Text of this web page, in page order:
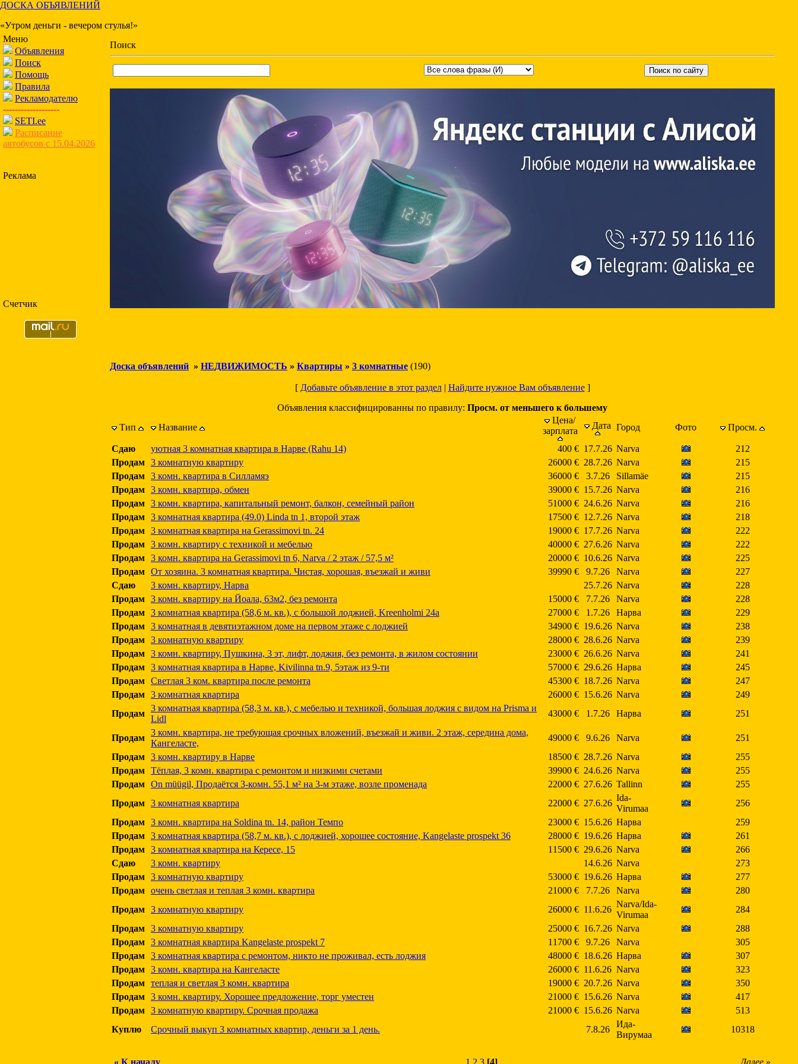
ДОСКА ОБЪЯВЛЕНИЙ
«Утром деньги - вечером стулья!»
Меню
Объявления
Поиск
Помощь
Правила
Рекламодателю
-------------------
SETI.ee
Расписание
автобусов с 15.04.2026
Реклама
Счетчик
Поиск
Доска объявлений » НЕДВИЖИМОСТЬ » Квартиры » 3 комнатные (190)
[ Добавьте объявление в этот раздел| Найдите нужное Вам объявление]
Объявления классифицированны по правилу: Просм. от меньшего к большему
Тип
Название
Цена/
зарплата
Дата Город Фото Просм.
Сдаю уютная 3 комнатная квартира в Нарве (Rahu 14) 400 € 17.7.26 Narva
212
Продам 3 комнатную квартиру 26000 € 28.7.26 Narva
215
Продам 3 комн. квартира в Силламяэ 36000 € 3.7.26 Sillamäe
215
Продам 3 комн. квартира, обмен 39000 € 15.7.26 Narva
216
Продам 3 комн. квартира, капитальный ремонт, балкон, семейный район 51000 € 24.6.26 Narva
216
Продам 3 комнатная квартира (49.0) Linda tn 1, второй этаж 17500 € 12.7.26 Narva
218
Продам 3 комнатная квартира на Gerassimovi tn. 24 19000 € 17.7.26 Narva
222
Продам 3 комн. квартиру с техникой и мебелью 40000 € 27.6.26 Narva
222
Продам 3 комн. квартира на Gerassimovi tn 6, Narva / 2 этаж / 57,5 м² 20000 € 10.6.26 Narva
225
Продам От хозяина. 3 комнатная квартира. Чистая, хорошая, въезжай и живи 39990 € 9.7.26 Narva
227
Сдаю
3 комн. квартиру, Нарва 25.7.26 Narva
228
Продам 3 комн. квартиру на Йоала, 63м2, без ремонта 15000 € 7.7.26 Narva
228
Продам 3 комнатная квартира (58,6 м. кв.), с большой лоджией, Kreenholmi 24а 27000 € 1.7.26 Нарва
229
Продам 3 комнатная в девятиэтажном доме на первом этаже с лоджией 34900 € 19.6.26 Narva
238
Продам 3 комнатную квартиру 28000 € 28.6.26 Narva
239
Продам 3 комн. квартиру, Пушкина, 3 эт, лифт, лоджия, без ремонта, в жилом состоянии 23000 € 26.6.26 Narva
241
Продам 3 комнатная квартира в Нарве, Kivilinna tn.9, 5этаж из 9-ти 57000 € 29.6.26 Нарва
245
Продам Светлая 3 ком. квартира после ремонта 45300 € 18.7.26 Narva
247
Продам 3 комнатная квартира 26000 € 15.6.26 Narva
249
Продам
3 комнатная квартира (58,3 м. кв.), с мебелью и техникой, большая лоджия с видом на Prisma и
Lidl
43000 € 1.7.26 Нарва 251
Продам
3 комн. квартира, не требующая срочных вложений, въезжай и живи. 2 этаж, середина дома,
Кангеласте,
49000 € 9.6.26 Narva
251
Продам 3 комн. квартиру в Нарве 18500 € 28.7.26 Narva
255
Продам Тёплая, 3 комн. квартира с ремонтом и низкими счетами 39900 € 24.6.26 Narva
255
Продам On müügil, Продаётся 3‑комн. 55,1 м² на 3-м этаже, возле променада 22000 € 27.6.26 Tallinn
255
Продам 3 комнатная квартира 22000 € 27.6.26
Ida-
Virumaa
256
Продам 3 комн. квартира на Soldina tn. 14, район Темпо 23000 € 15.6.26 Нарва
259
Продам 3 комнатная квартира (58,7 м. кв.), с лоджией, хорошее состояние, Kangelaste prospekt 36 28000 € 19.6.26 Нарва
261
Продам 3 комнатная квартира на Кересе, 15 11500 € 29.6.26 Narva
266
Сдаю
3 комн. квартиру 14.6.26 Narva
273
Продам 3 комнатную квартиру 53000 € 19.6.26 Нарва
277
Продам очень светлая и теплая 3 комн. квартира 21000 € 7.7.26 Narva
280
Продам 3 комнатную квартиру 26000 € 11.6.26
Narva/Ida-
Virumaa
284
Продам 3 комнатную квартиру 25000 € 16.7.26 Narva
288
Продам 3 комнатная квартира Kangelaste prospekt 7 11700 € 9.7.26 Narva
305
Продам 3 комнатная квартира с ремонтом, никто не проживал, есть лоджия 48000 € 18.6.26 Нарва
307
Продам 3 комн. квартира на Кангеласте 26000 € 11.6.26 Narva
323
Продам теплая и светлая 3 комн. квартира 19000 € 20.7.26 Narva
350
Продам 3 комн. квартиру. Хорошее предложение, торг уместен 21000 € 15.6.26 Narva
417
Продам 3 комнатную квартиру. Срочная продажа 21000 € 15.6.26 Narva
513
Куплю
Срочный выкуп 3 комнатных квартир, деньги за 1 день. 7.8.26
Ида-
Вирумаа
10318
« К началу 1 2 3 [4] Далее »